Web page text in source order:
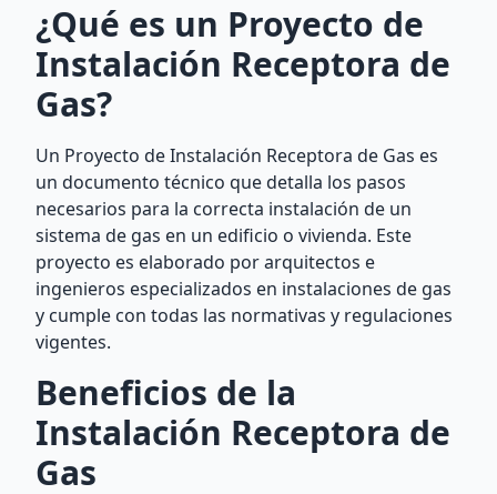
¿Qué es un Proyecto de
Instalación Receptora de
Gas?
Un Proyecto de Instalación Receptora de Gas es
un documento técnico que detalla los pasos
necesarios para la correcta instalación de un
sistema de gas en un edificio o vivienda. Este
proyecto es elaborado por arquitectos e
ingenieros especializados en instalaciones de gas
y cumple con todas las normativas y regulaciones
vigentes.
Beneficios de la
Instalación Receptora de
Gas